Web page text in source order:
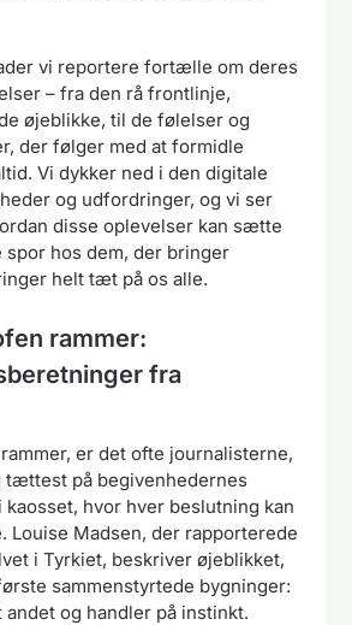
vi reportere fortælle om deres
– fra den rå frontlinje,
øjeblikke, til de følelser og
der følger med at formidle
Vi dykker ned i den digitale
og udfordringer, og vi ser
disse oplevelser kan sætte
spor hos dem, der bringer
helt tæt på os alle.
rammer:
fra
er det ofte journalisterne,
tættest på begivenhedernes
hvor hver beslutning kan
Louise Madsen, der rapporterede
i Tyrkiet, beskriver øjeblikket,
sammenstyrtede bygninger:
andet og handler på instinkt.